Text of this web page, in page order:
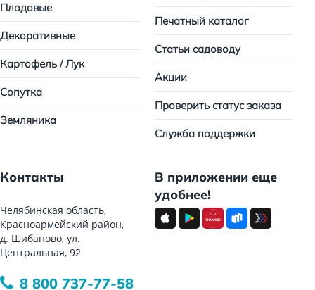
Плодовые
Декоративные
Картофель / Лук
Сопутка
Земляника
Печатный каталог
Статьи садоводу
Акции
Проверить статус заказа
Служба поддержки
Контакты
Челябинская область,
Красноармейский район,
д. Шибаново, ул.
Центральная, 92
8 800 737-77-58
В приложении еще
удобнее!